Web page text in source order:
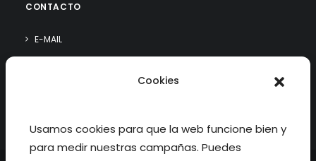
Cookies
Usamos cookies para que la web funcione bien y
para medir nuestras campañas. Puedes
CONTACTO
E-MAIL